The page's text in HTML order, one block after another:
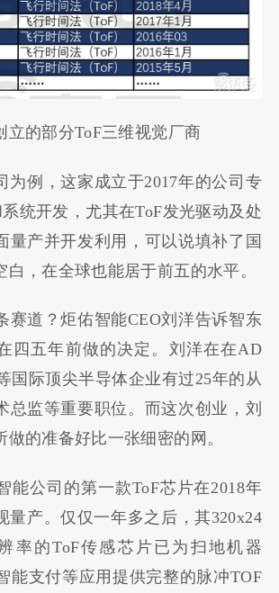
的部分ToF三维视觉厂商
为例，这家成立于2017年的公司专
统开发，尤其在ToF发光驱动及处
量产并开发利用，可以说填补了国
白，在全球也能居于前五的水平。
赛道？炬佑智能CEO刘洋告诉智东
四五年前做的决定。刘洋在在AD
国际顶尖半导体企业有过25年的从
总监等重要职位。而这次创业，刘
的准备好比一张细密的网。
能公司的第一款ToF芯片在2018年
量产。仅仅一年多之后，其320x24
率的ToF传感芯片已为扫地机器
能支付等应用提供完整的脉冲TOF